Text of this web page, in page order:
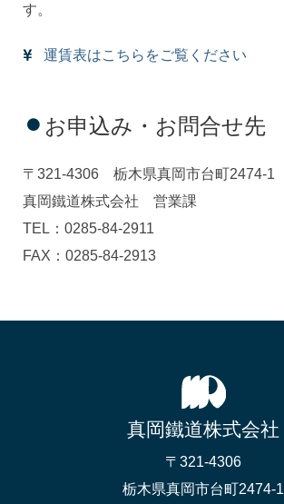
す。
運賃表はこちらをご覧ください
お申込み・お問合せ先
〒321-4306 栃木県真岡市台町2474-1
真岡鐵道株式会社 営業課
TEL：0285-84-2911
FAX：0285-84-2913
真岡鐵道株式会社
〒321-4306
栃木県真岡市台町2474-1